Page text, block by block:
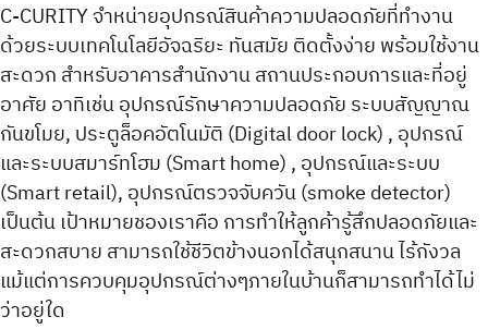
C-CURITY จำหน่ายอุปกรณ์สินค้าความปลอดภัยที่ทำงาน
ด้วยระบบเทคโนโลยีอัจฉริยะ ทันสมัย ติดตั้งง่าย พร้อมใช้งาน
สะดวก สำหรับอาคารสำนักงาน สถานประกอบการและที่อยู่
อาศัย อาทิเช่น อุปกรณ์รักษาความปลอดภัย ระบบสัญญาณ
กันขโมย, ประตูล็อคอัตโนมัติ (Digital door lock) , อุปกรณ์
และระบบสมาร์ทโฮม (Smart home) , อุปกรณ์และระบบ
(Smart retail), อุปกรณ์ตรวจจับควัน (smoke detector)
เป็นต้น เป้าหมายชองเราคือ การทำให้ลูกค้ารู้สึกปลอดภัยและ
สะดวกสบาย สามารถใช้ชีวิตข้างนอกได้สนุกสนาน ไร้กังวล
แม้แต่การควบคุมอุปกรณ์ต่างๆภายในบ้านก็สามารถทำได้ไม่
ว่าอยู่ใด